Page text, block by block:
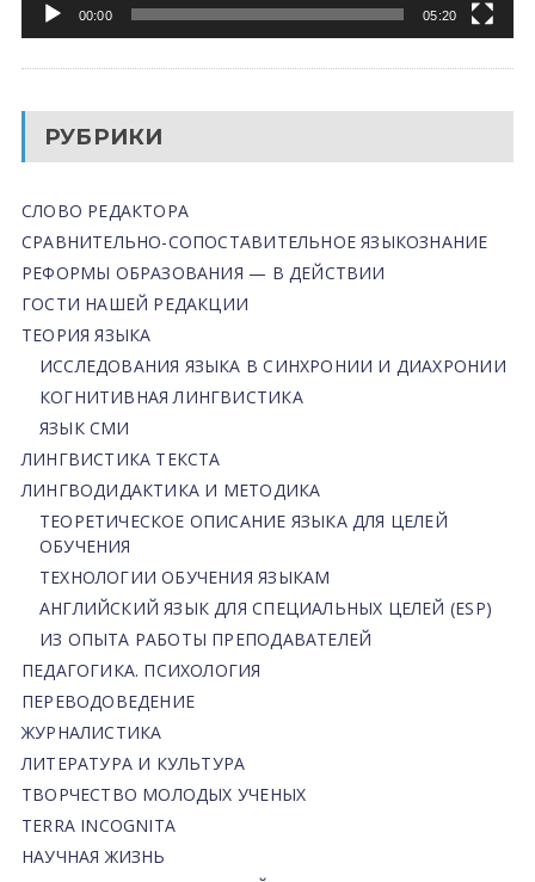
00:00 05:20
РУБРИКИ
СЛОВО РЕДАКТОРА
СРАВНИТЕЛЬНО-СОПОСТАВИТЕЛЬНОЕ ЯЗЫКОЗНАНИЕ
РЕФОРМЫ ОБРАЗОВАНИЯ — В ДЕЙСТВИИ
ГОСТИ НАШЕЙ РЕДАКЦИИ
ТЕОРИЯ ЯЗЫКА
ИССЛЕДОВАНИЯ ЯЗЫКА В СИНХРОНИИ И ДИАХРОНИИ
КОГНИТИВНАЯ ЛИНГВИСТИКА
ЯЗЫК СМИ
ЛИНГВИСТИКА ТЕКСТА
ЛИНГВОДИДАКТИКА И МЕТОДИКА
ТЕОРЕТИЧЕСКОЕ ОПИСАНИЕ ЯЗЫКА ДЛЯ ЦЕЛЕЙ
ОБУЧЕНИЯ
ТЕХНОЛОГИИ ОБУЧЕНИЯ ЯЗЫКАМ
АНГЛИЙСКИЙ ЯЗЫК ДЛЯ СПЕЦИАЛЬНЫХ ЦЕЛЕЙ (ESP)
ИЗ ОПЫТА РАБОТЫ ПРЕПОДАВАТЕЛЕЙ
ПЕДАГОГИКА. ПСИХОЛОГИЯ
ПЕРЕВОДОВЕДЕНИЕ
ЖУРНАЛИСТИКА
ЛИТЕРАТУРА И КУЛЬТУРА
ТВОРЧЕСТВО МОЛОДЫХ УЧЕНЫХ
TERRA INCOGNITA
НАУЧНАЯ ЖИЗНЬ